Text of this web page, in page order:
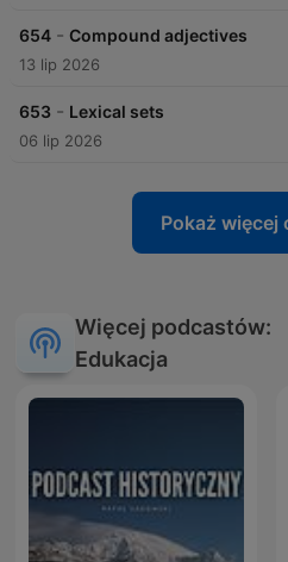
654 - Compound adjectives
13 lip 2026
653 - Lexical sets
06 lip 2026
Pokaż więcej
Więcej podcastów:
Edukacja